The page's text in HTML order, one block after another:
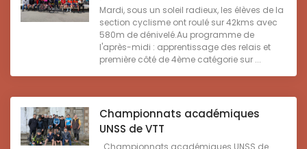
Mardi, sous un soleil radieux, les élèves de la
section cyclisme ont roulé sur 42kms avec
580m de dénivelé.Au programme de
l'après-midi : apprentissage des relais et
première côté de 4ème catégorie sur ...
Championnats académiques
UNSS de VTT
Championnats académiques UNSS de